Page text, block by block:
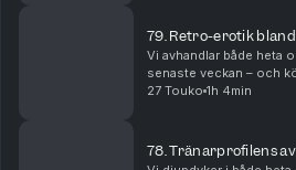
79. Retro-erotik
Vi avhandlar både heta
senaste veckan – och
intressen en lång rad
27 Touko 1h 4min
78. Tränarprofilens